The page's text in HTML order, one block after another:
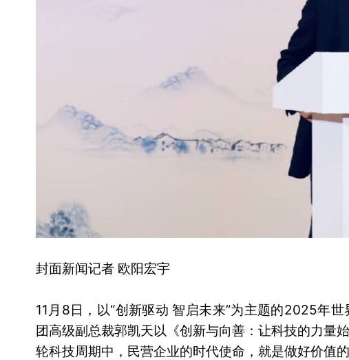
封面新闻记者 欧阳宏宇
11月8日，以“创新驱动 智启未来”为主题的2025年
团高级副总裁郭凯天以《创新与向善：让科技的力量
轮科技周期中，民营企业的时代使命，就是做好价值